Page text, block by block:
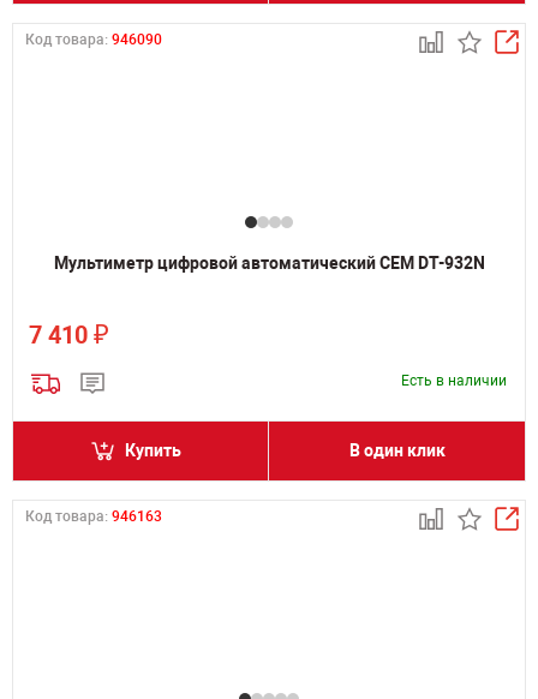
Код товара: 946090
Мультиметр цифровой автоматический CEM DT-932N
7 410 ₽
Есть в наличии
Купить В один клик
Код товара: 946163